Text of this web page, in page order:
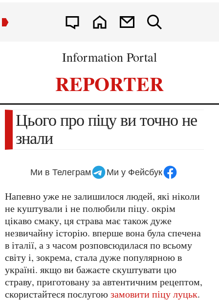
Information Portal
REPORTER
Цього про піцу ви точно не
знали
Ми в Телеграм Ми у Фейсбук
напевно уже не залишилося людей, які ніколи
не куштували і не полюбили піцу. окрім
цікаво смаку, ця страва має також дуже
незвичайну історію. вперше вона була спечена
в італії, а з часом розповсюдилася по всьому
світу і, зокрема, стала дуже популярною в
україні. якщо ви бажаєте скуштувати цю
страву, приготовану за автентичним рецептом,
скористайтеся послугоюзамовити піцу луцьк.